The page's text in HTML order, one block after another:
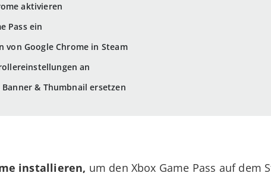
aktivieren
Pass ein
Google Chrome in Steam
an
& Thumbnail ersetzen
installieren, um den Xbox Game Pass auf dem